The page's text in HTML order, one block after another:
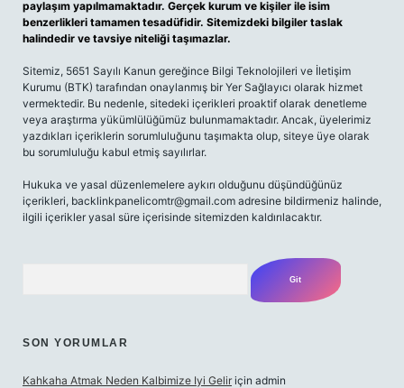
paylaşım yapılmamaktadır. Gerçek kurum ve kişiler ile isim
benzerlikleri tamamen tesadüfidir. Sitemizdeki bilgiler taslak
halindedir ve tavsiye niteliği taşımazlar.
Sitemiz, 5651 Sayılı Kanun gereğince Bilgi Teknolojileri ve İletişim
Kurumu (BTK) tarafından onaylanmış bir Yer Sağlayıcı olarak hizmet
vermektedir. Bu nedenle, sitedeki içerikleri proaktif olarak denetleme
veya araştırma yükümlülüğümüz bulunmamaktadır. Ancak, üyelerimiz
yazdıkları içeriklerin sorumluluğunu taşımakta olup, siteye üye olarak
bu sorumluluğu kabul etmiş sayılırlar.
Hukuka ve yasal düzenlemelere aykırı olduğunu düşündüğünüz
içerikleri, backlinkpanelicomtr@gmail.com adresine bildirmeniz halinde,
ilgili içerikler yasal süre içerisinde sitemizden kaldırılacaktır.
SON YORUMLAR
Kahkaha Atmak Neden Kalbimize Iyi Gelir için admin